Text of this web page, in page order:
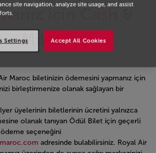
için Cash &
Miles
Maroc biletinizin ödemesini yapmanız için
birleştirmenize olanak sağlayan bir
üyelerinin biletlerinin ücretini yalnızca
olanak tanıyan Ödül Bilet için geçerli
seçeneğini
adresinde bulabilirsiniz. Royal Air
site navigation, analyze site usage, and assist
Accept All Cookies
Settings